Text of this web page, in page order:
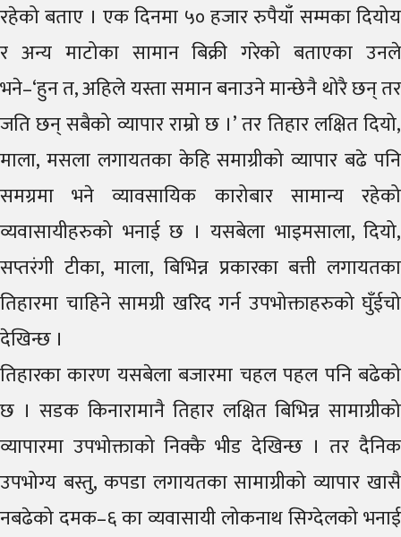
रहेको बताए । एक दिनमा ५० हजार रुपैयाँ सम्मका दियोय
र अन्य माटोका सामान बिक्री गरेको बताएका उनले
भने–‘हुन त, अहिले यस्ता समान बनाउने मान्छेनै थोरै छन् तर
जति छन् सबैको व्यापार राम्रो छ ।’ तर तिहार लक्षित दियो,
माला, मसला लगायतका केहि समाग्रीको व्यापार बढे पनि
समग्रमा भने व्यावसायिक कारोबार सामान्य रहेको
व्यवासायीहरुको भनाई छ । यसबेला भाइमसाला, दियो,
सप्तरंगी टीका, माला, बिभिन्न प्रकारका बत्ती लगायतका
तिहारमा चाहिने सामग्री खरिद गर्न उपभोक्ताहरुको घुँईचो
देखिन्छ ।
तिहारका कारण यसबेला बजारमा चहल पहल पनि बढेको
छ । सडक किनारामानै तिहार लक्षित बिभिन्न सामाग्रीको
व्यापारमा उपभोक्ताको निक्कै भीड देखिन्छ । तर दैनिक
उपभोग्य बस्तु, कपडा लगायतका सामाग्रीको व्यापार खासै
नबढेको दमक–६ का व्यवासायी लोकनाथ सिग्देलको भनाई